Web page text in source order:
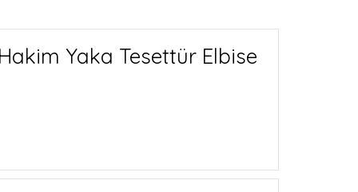
Yaka Tesettür Elbise